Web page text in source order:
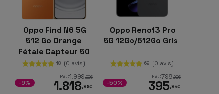
Oppo Find N6 5G
512 Go Orange
Pétale Capteur 50
Mpx 16 Go de RAM
Batterie de 6000
mAh
18 (0 avis)
PVC1.999,00€
1.818,99€
-9%
Oppo Reno13 Pro
5G 12Go/512Go Gris
69 (0 avis)
PVC798,99€
395,95€
-50%